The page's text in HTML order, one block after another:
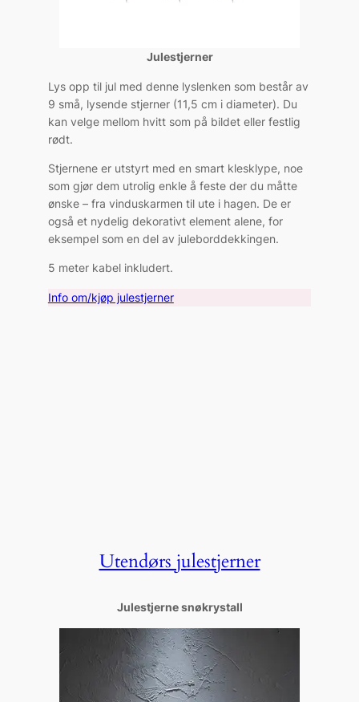
Julestjerner
Lys opp til jul med denne lyslenken som består av
9 små, lysende stjerner (11,5 cm i diameter). Du
kan velge mellom hvitt som på bildet eller festlig
rødt.
Stjernene er utstyrt med en smart klesklype, noe
som gjør dem utrolig enkle å feste der du måtte
ønske – fra vinduskarmen til ute i hagen. De er
også et nydelig dekorativt element alene, for
eksempel som en del av juleborddekkingen.
5 meter kabel inkludert.
Info om/kjøp julestjerner
Utendørs julestjerner
Julestjerne snøkrystall